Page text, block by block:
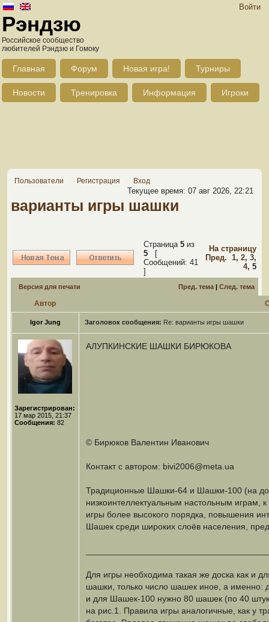
Войти
Рэндзю
Российское сообщество
любителей Рэндзю и Гомоку
Главная Форум Новая игра! Турниры
Новости Тренировка Информация Игроки
Пользователи Регистрация Вход
Текущее время: 07 авг 2026, 22:21
варианты игры шашки
Страница 5 из
5 [
Сообщений: 41
]
На страницу
Пред. 1, 2, 3,
4, 5
Версия для печати Пред. тема | След. тема
Автор
Igor Jung Заголовок сообщения: Re: варианты игры шашки
Зарегистрирован:
17 мар 2015, 21:37
Сообщения: 82
АЛУПКИНСКИЕ ШАШКИ БИРЮКОВА
© Бирюков Валентин Иванович
Контакт с автором: bivi2006@meta.ua
Традиционные Шашки-64 и Шашки-100 (на
низкоинтеллектуальным настольным играм,
игры более высокого порядка, повышения
Шашек среди широких слоёв населения,
Для игры необходима такая же доска как и
шашки, только число шашек иное, а
и для Шашек-100 нужно 80 шашек (по 40
на рис.1. Правила игры аналогичные, как у